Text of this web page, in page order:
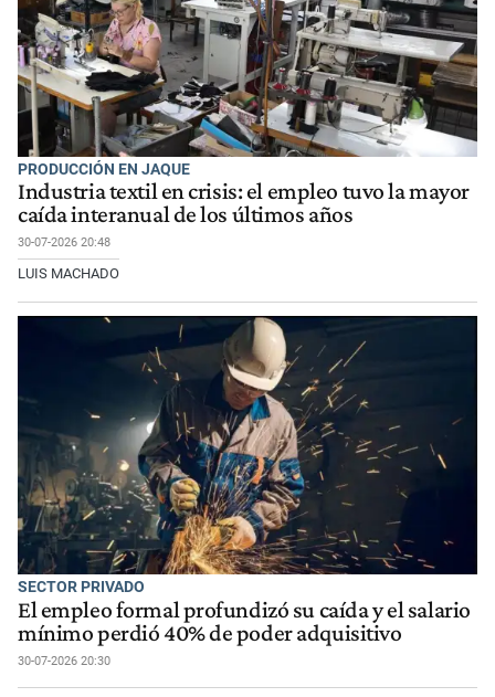
PRODUCCIÓN EN JAQUE
Industria textil en crisis: el empleo tuvo la mayor
caída interanual de los últimos años
30-07-2026 20:48
LUIS MACHADO
SECTOR PRIVADO
El empleo formal profundizó su caída y el salario
mínimo perdió 40% de poder adquisitivo
30-07-2026 20:30